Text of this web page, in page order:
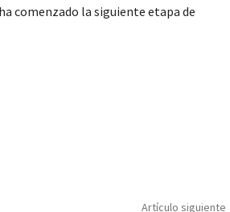
comenzado la siguiente etapa de
Artículo siguiente